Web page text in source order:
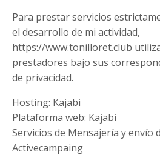
Para prestar servicios
el desarrollo de mi actividad,
https://www.tonilloret.club
prestadores bajo sus
de privacidad.
Hosting: Kajabi
Plataforma web: Kajabi
Servicios de Mensajería y envío
Activecampaing